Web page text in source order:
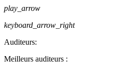
play_arrow
keyboard_arrow_right
Auditeurs:
Meilleurs auditeurs :